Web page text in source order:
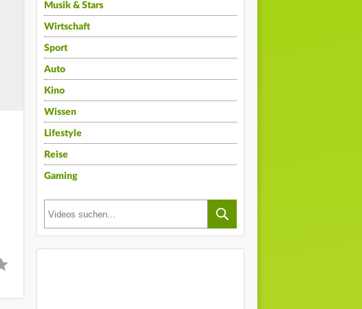
Musik & Stars
Wirtschaft
Sport
Auto
Kino
Wissen
Lifestyle
Reise
Gaming